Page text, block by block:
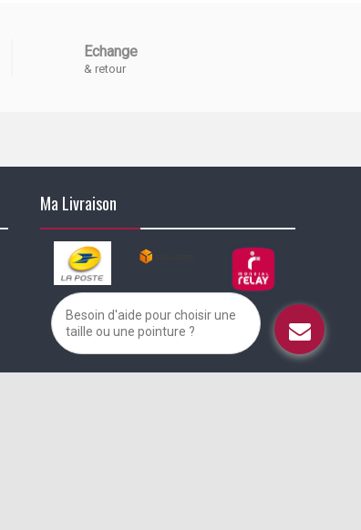
Besoin d'aide pour choisir une
taille ou une pointure ?
Echange
& retour
Ma Livraison
pour contrôler la manière dont vos informations sont